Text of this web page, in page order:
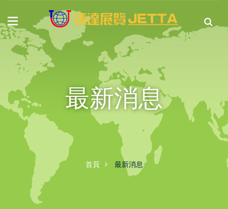
最新消息
首頁 最新消息